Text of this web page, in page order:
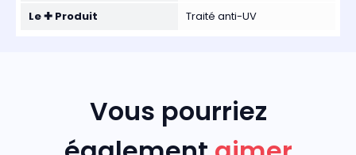
Le ✚ Produit
Traité anti-UV
Vous pourriez